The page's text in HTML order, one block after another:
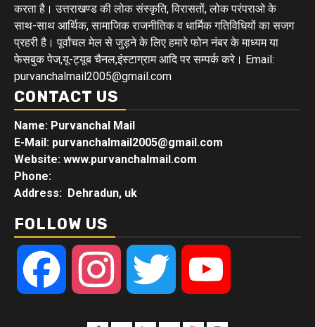
करता है। उत्तराखण्ड की लोक संस्कृति, विरासतों, लोक परंपराओ के
साथ-साथ आर्थिक, सामाजिक राजनीतिक व धार्मिक गतिविधियों का सजग
प्रहरी है। पूर्वांचल मेल से जुड़ने के लिए हमारे फोन नंबर के माध्यम या
फेसबुक पेज,यू-ट्यूब चैनल,इंस्टाग्राम आदि पर सम्पर्क करे। Email:
purvanchalmail2005@gmail.com
CONTACT US
Name: Purvanchal Mail
E-Mail: purvanchalmail2005@gmail.com
Website: www.purvanchalmail.com
Phone:
Address: Dehradun, uk
FOLLOW US
Facebook Instagram Twitter